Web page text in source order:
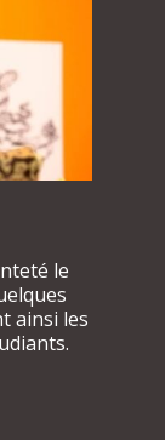
le
ainsi les